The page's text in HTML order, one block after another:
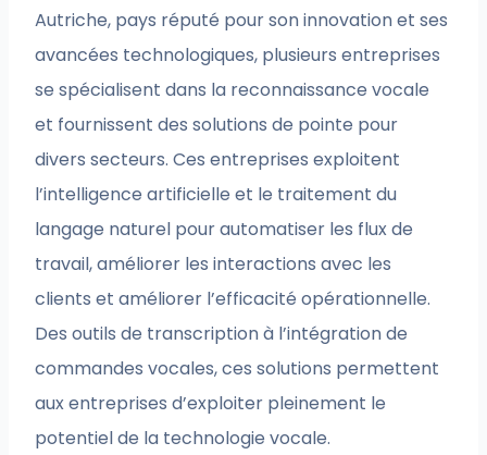
Autriche, pays réputé pour son innovation et ses
avancées technologiques, plusieurs entreprises
se spécialisent dans la reconnaissance vocale
et fournissent des solutions de pointe pour
divers secteurs. Ces entreprises exploitent
l’intelligence artificielle et le traitement du
langage naturel pour automatiser les flux de
travail, améliorer les interactions avec les
clients et améliorer l’efficacité opérationnelle.
Des outils de transcription à l’intégration de
commandes vocales, ces solutions permettent
aux entreprises d’exploiter pleinement le
potentiel de la technologie vocale.